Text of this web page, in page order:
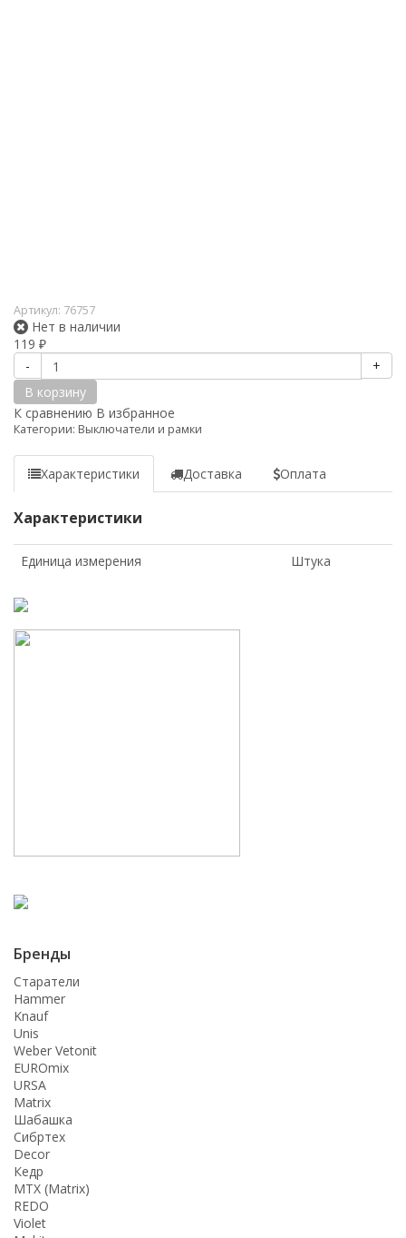
Артикул: 76757
Нет в наличии
119 ₽
-
+
В корзину
К сравнению В избранное
Категории: Выключатели и рамки
Характеристики Доставка Оплата
Характеристики
Единица измерения Штука
Бренды
Старатели
Hammer
Knauf
Unis
Weber Vetonit
EUROmix
URSA
Matrix
Шабашка
Сибртех
Decor
Кедр
MTX (Matrix)
REDO
Violet